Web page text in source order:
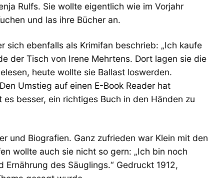
Rulfs. Sie wollte eigentlich wie im Vorjahr
und las ihre Bücher an.
sich ebenfalls als Krimifan beschrieb: „Ich kaufe
der Tisch von Irene Mehrtens. Dort lagen sie die
heute wollte sie Ballast loswerden.
Umstieg auf einen E-Book Reader hat
besser, ein richtiges Buch in den Händen zu
und Biografien. Ganz zufrieden war Klein mit den
wollte auch sie nicht so gern: „Ich bin noch
des Säuglings.“ Gedruckt 1912,